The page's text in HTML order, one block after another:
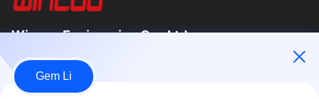
Wincoo Engineering Co., Ltd.
Wincoo Engineering Co., Ltd (WINCOO)는 파이프 제작, 탱크 및
파이프라인 건설, 생산 라인, 청정 에너지 프로젝트 분야의 고객에
게 맞춤형 솔루션과 장비를 제공하는 전문 기업입니다. 저희는 공
Gem Li